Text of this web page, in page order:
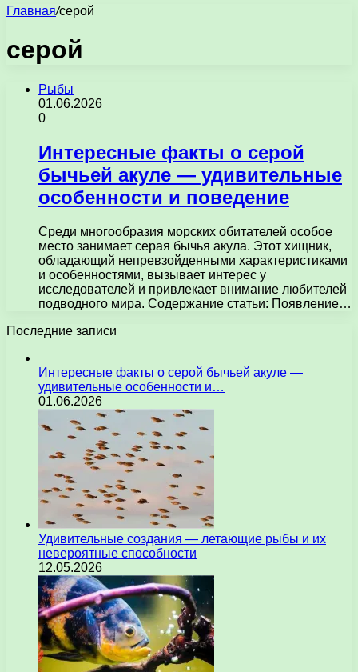
Главная/серой
серой
Рыбы
01.06.2026
0
Интересные факты о серой
бычьей акуле — удивительные
особенности и поведение
Среди многообразия морских обитателей особое
место занимает серая бычья акула. Этот хищник,
обладающий непревзойденными характеристиками
и особенностями, вызывает интерес у
исследователей и привлекает внимание любителей
подводного мира. Содержание статьи: Появление…
Последние записи
Интересные факты о серой бычьей акуле —
удивительные особенности и…
01.06.2026
Удивительные создания — летающие рыбы и их
невероятные способности
12.05.2026